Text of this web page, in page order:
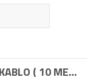
ÖZNUR 2X1,5 MM TTR KABLO ( 10 METRE )